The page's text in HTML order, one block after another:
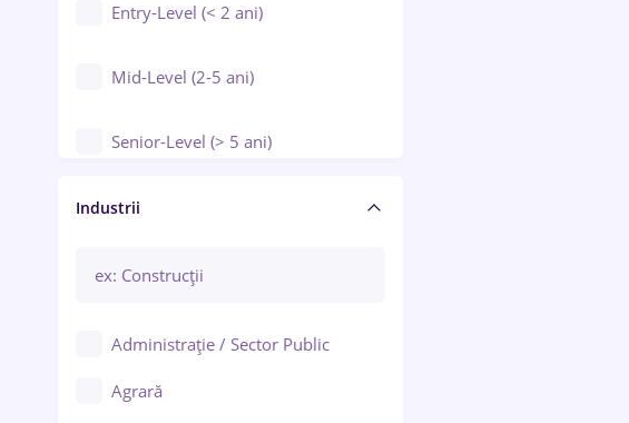
Entry-Level (< 2 ani)
Mid-Level (2-5 ani)
Senior-Level (> 5 ani)
Manager / Executiv
Industrii
Administrație / Sector Public
Agrară